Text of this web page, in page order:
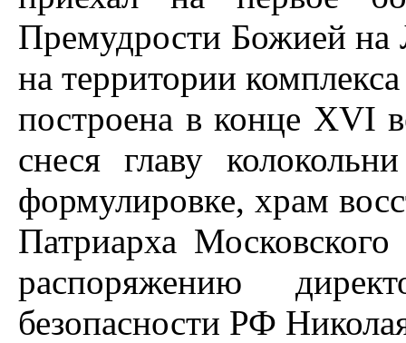
Премудрости Божией на
на территории
построена в конце XVI
снеся главу
формулировке, храм
Патриарха
распоряжению
безопасности РФ